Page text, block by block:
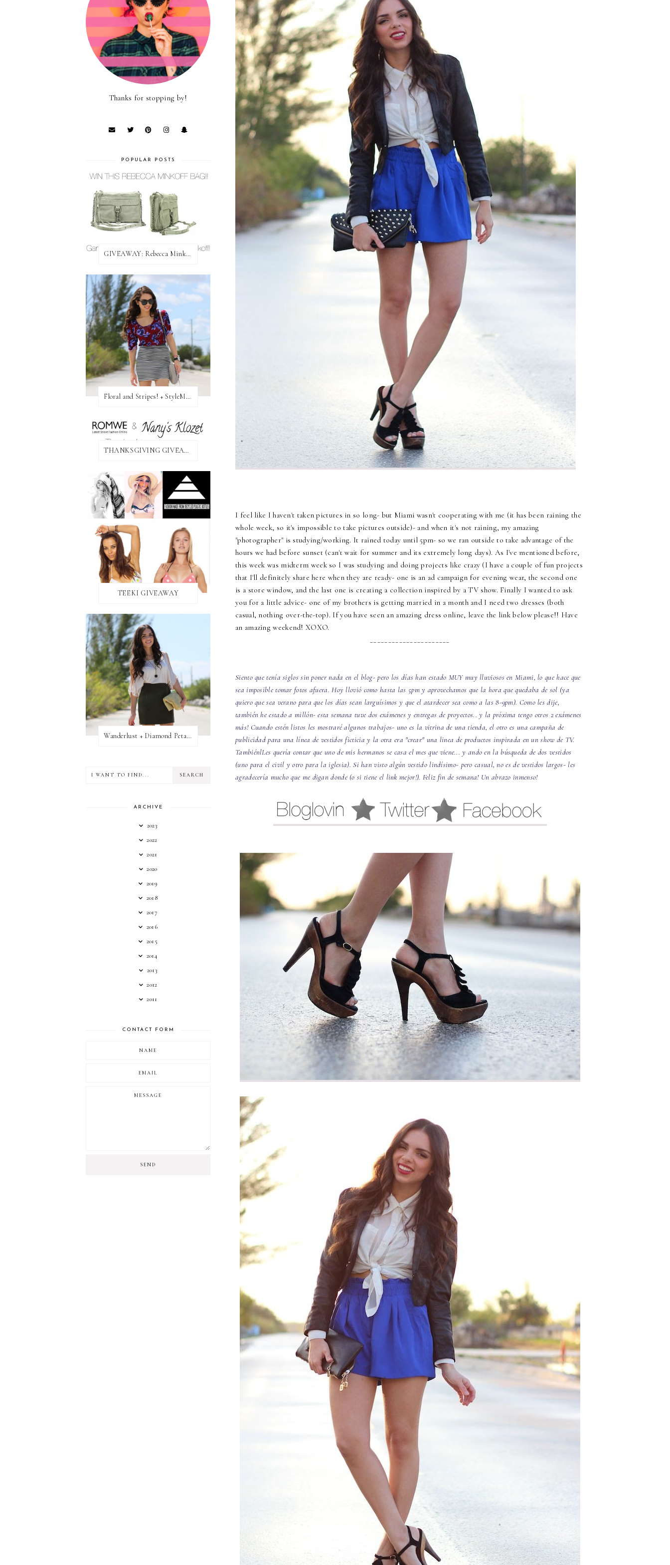
I feel like I haven't taken pictures in so long- but Miami wasn't cooperating with me (it has been raining the
whole week, so it's impossible to take pictures outside)- and when it's not raining, my amazing
"photographer" is studying/working. It rained today until 5pm- so we ran outside to take advantage of the
hours we had before sunset (can't wait for summer and its extremely long days). As I've mentioned before,
this week was midterm week so I was studying and doing projects like crazy (I have a couple of fun projects
that I'll definitely share here when they are ready- one is an ad campaign for evening wear, the second one
is a store window, and the last one is creating a collection inspired by a TV show. Finally I wanted to ask
you for a little advice- one of my brothers is getting married in a month and I need two dresses (both
casual, nothing over-the-top). If you have seen an amazing dress online, leave the link below please!! Have
an amazing weekend! XOXO.
Siento que tenía siglos sin poner nada en el blog- pero los días han estado MUY muy lluviosos en Miami, lo que hace que
sea imposible tomar fotos afuera. Hoy llovió como hasta las 5pm y aprovechamos que la hora que quedaba de sol (ya
quiero que sea verano para que los días sean larguísimos y que el atardecer sea como a las 8-9pm). Como les dije,
también he estado a millón- esta semana tuve dos exámenes y entregas de proyectos.. y la próxima tengo otros 2 exámenes
más! Cuando estén listos les mostraré algunos trabajos- uno es la vitrina de una tienda, el otro es una campaña de
publicidad para una línea de vestidos ficticia y la otra era "crear" una linea de productos inspirada en un show de TV.
TambiénlLes quería contar que uno de mis hermanos se casa el mes que viene... y ando en la búsqueda de dos vestidos
(uno para el civil y otro para la iglesia). Si han visto algún vestido lindísimo- pero casual, no es de vestidos largos- les
agradecería mucho que me digan donde (o si tiene el link mejor!). Feliz fin de semana! Un abrazo inmenso!
Thanks for stopping by!
POPULAR POSTS
GIVEAWAY: Rebecca Minkoff Bag!
Floral and Stripes! + StyleMint GIVEAWAY!
THANKSGIVING GIVEAWAY!
TEEKI GIVEAWAY
Wanderlust + Diamond Petal Giveaway
ARCHIVE
2023
2022
2021
2020
2019
2018
2017
2016
2015
2014
2013
2012
2011
CONTACT FORM